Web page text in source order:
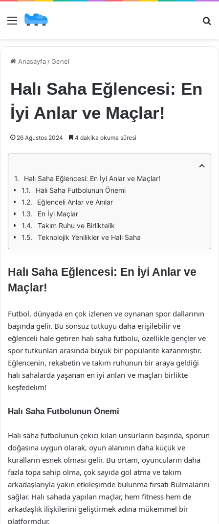
Menü
Anasayfa /Genel
Halı Saha Eğlencesi: En
İyi Anlar ve Maçlar!
26 Ağustos 2024 4 dakika okuma süresi
Halı Saha Eğlencesi: En İyi Anlar ve Maçlar!
Halı Saha Futbolunun Önemi
Eğlenceli Anlar ve Anılar
En İyi Maçlar
Takım Ruhu ve Birliktelik
Teknolojik Yenilikler ve Halı Saha
Halı Saha Eğlencesi: En İyi Anlar ve
Maçlar!
Futbol, dünyada en çok izlenen ve oynanan spor dallarının
başında gelir. Bu sonsuz tutkuyu daha erişilebilir ve
eğlenceli hale getiren halı saha futbolu, özellikle gençler ve
spor tutkunları arasında büyük bir popülarite kazanmıştır.
Eğlencenin, rekabetin ve takım ruhunun bir araya geldiği
halı sahalarda yaşanan en iyi anları ve maçları birlikte
keşfedelim!
Halı Saha Futbolunun Önemi
Halı saha futbolunun çekici kılan unsurların başında, sporun
doğasına uygun olarak, oyun alanının daha küçük ve
kuralların esnek olması gelir. Bu ortam, oyuncuların daha
fazla topa sahip olma, çok sayıda gol atma ve takım
arkadaşlarıyla yakın etkileşimde bulunma fırsatı Bulmalarını
sağlar. Halı sahada yapılan maçlar, hem fitness hem de
arkadaşlık ilişkilerini geliştirmek adına mükemmel bir
platformdur.